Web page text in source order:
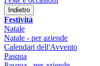
Indietro
Festività
Natale
Natale - per aziende
Calendari dell'Avvento
Pasqua